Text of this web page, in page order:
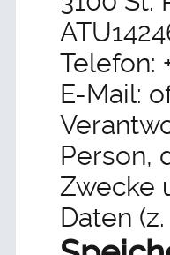
Telefon:
E-Mail:
Person,
Zwecke
Daten